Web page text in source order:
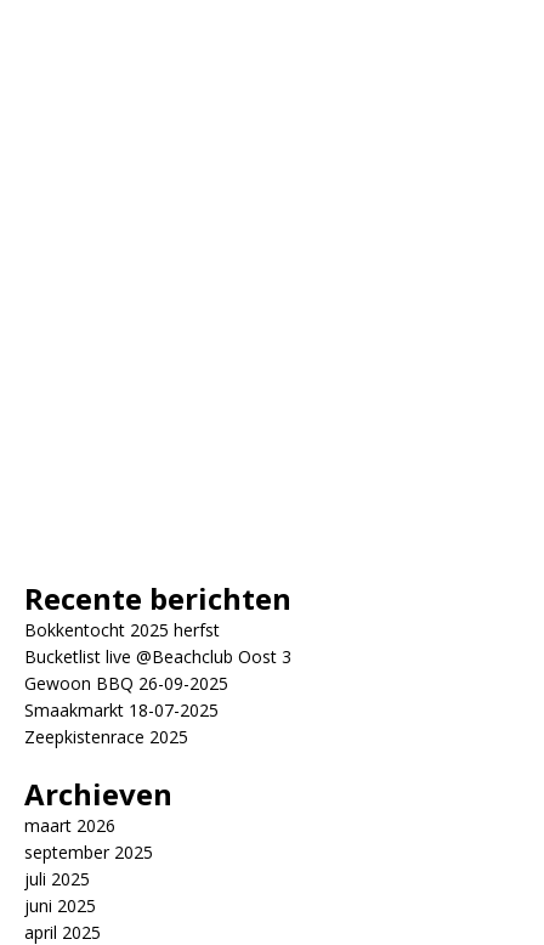
Recente berichten
Bokkentocht 2025 herfst
Bucketlist live @Beachclub Oost 3
Gewoon BBQ 26-09-2025
Smaakmarkt 18-07-2025
Zeepkistenrace 2025
Archieven
maart 2026
september 2025
juli 2025
juni 2025
april 2025